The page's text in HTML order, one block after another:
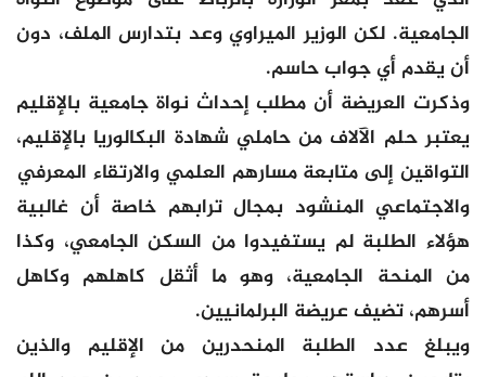
الجامعية. لكن الوزير الميراوي وعد بتدارس الملف، دون
أن يقدم أي جواب حاسم.
وذكرت العريضة أن مطلب إحداث نواة جامعية بالإقليم
يعتبر حلم الآلاف من حاملي شهادة البكالوريا بالإقليم،
التواقين إلى متابعة مسارهم العلمي والارتقاء المعرفي
والاجتماعي المنشود بمجال ترابهم خاصة أن غالبية
هؤلاء الطلبة لم يستفيدوا من السكن الجامعي، وكذا
من المنحة الجامعية، وهو ما أثقل كاهلهم وكاهل
أسرهم، تضيف عريضة البرلمانيين.
ويبلغ عدد الطلبة المنحدرين من الإقليم والذين